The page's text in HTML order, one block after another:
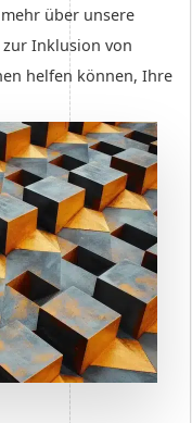
über unsere
Inklusion von
helfen können, Ihre